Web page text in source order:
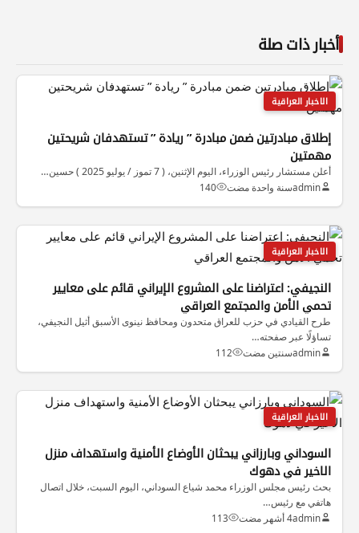
أخبار ذات صلة
الاخبار العراقية
إطلاق مبادرتين ضمن مبادرة ” ريادة ” تستهدفان شريحتين
مهمتين
أعلن مستشار رئيس الوزراء، اليوم الإثنين، ( 7 تموز / يوليو 2025 ) حسين…
adminسنة واحدة مضت 140
الاخبار العراقية
النجيفي: اعتراضنا على المشروع الإيراني قائم على معايير
تحمي الأمن والمجتمع العراقي
طرح القيادي في حزب للعراق متحدون ومحافظ نينوى الأسبق أثيل النجيفي،
تساؤلًا عبر صفحته…
adminسنتين مضت 112
الاخبار العراقية
السوداني وبارزاني يبحثان الأوضاع الأمنية واستهداف منزل
الاخير في دهوك
بحث رئيس مجلس الوزراء محمد شياع السوداني، اليوم السبت، خلال اتصال
هاتفي مع رئيس…
admin4 أشهر مضت 113